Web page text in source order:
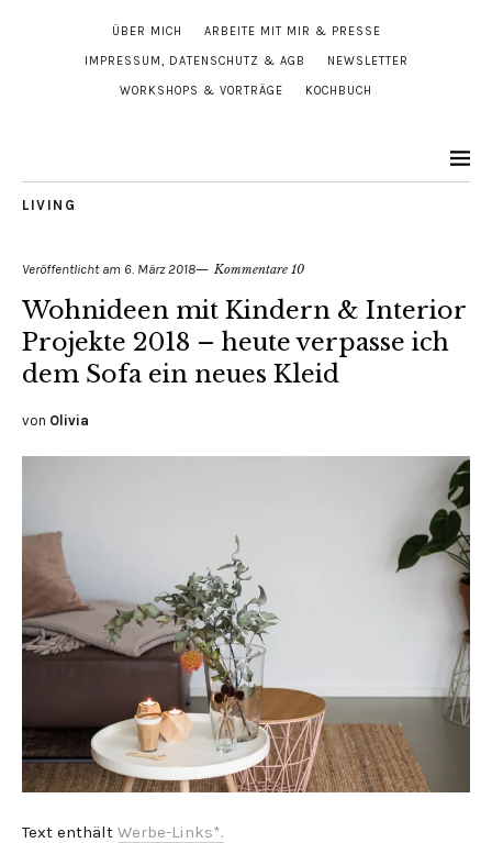
ÜBER MICH ARBEITE MIT MIR & PRESSE
IMPRESSUM, DATENSCHUTZ & AGB NEWSLETTER
WORKSHOPS & VORTRÄGE KOCHBUCH
LIVING
Veröffentlicht am 6. März 2018 Kommentare 10
Wohnideen mit Kindern & Interior
Projekte 2018 – heute verpasse ich
dem Sofa ein neues Kleid
von Olivia
Text enthält Werbe-Links*.